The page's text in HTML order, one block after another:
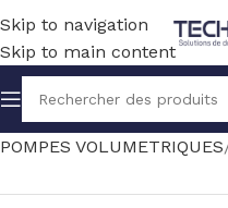
Skip to navigation
Skip to main content
Accueil TRAITEMENT EAU
POMPES VOLUMETRIQUES